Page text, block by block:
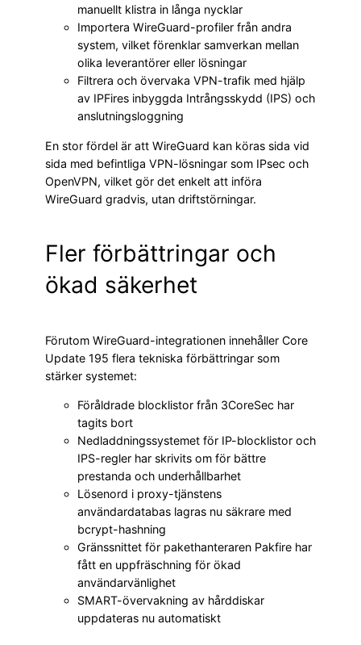
manuellt klistra in långa nycklar
Importera WireGuard-profiler från andra
system, vilket förenklar samverkan mellan
olika leverantörer eller lösningar
Filtrera och övervaka VPN-trafik med hjälp
av IPFires inbyggda Intrångsskydd (IPS) och
anslutningsloggning
En stor fördel är att WireGuard kan köras sida vid
sida med befintliga VPN-lösningar som IPsec och
OpenVPN, vilket gör det enkelt att införa
WireGuard gradvis, utan driftstörningar.
Fler förbättringar och
ökad säkerhet
Förutom WireGuard-integrationen innehåller Core
Update 195 flera tekniska förbättringar som
stärker systemet:
Föråldrade blocklistor från 3CoreSec har
tagits bort
Nedladdningssystemet för IP-blocklistor och
IPS-regler har skrivits om för bättre
prestanda och underhållbarhet
Lösenord i proxy-tjänstens
användardatabas lagras nu säkrare med
bcrypt-hashning
Gränssnittet för pakethanteraren Pakfire har
fått en uppfräschning för ökad
användarvänlighet
SMART-övervakning av hårddiskar
uppdateras nu automatiskt